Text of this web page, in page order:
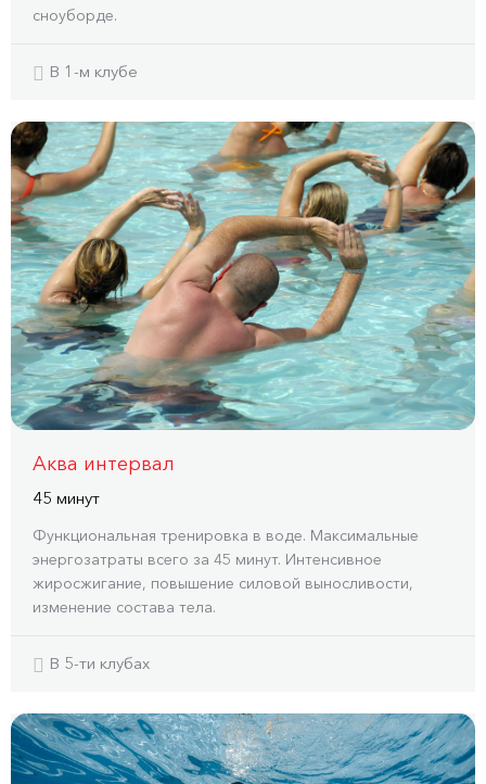
сноуборде.
В 1-м клубе
Аква интервал
45 минут
Функциональная тренировка в воде. Максимальные
энергозатраты всего за 45 минут. Интенсивное
жиросжигание, повышение силовой выносливости,
изменение состава тела.
В 5-ти клубах